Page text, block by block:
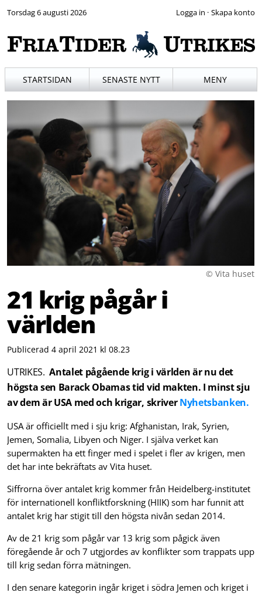
Torsdag 6 augusti 2026 ·
STARTSIDAN SENASTE NYTT MENY
© Vita huset
21 krig pågår i
världen
Publicerad 4 april 2021 kl 08.23
UTRIKES. Antalet pågående krig i världen är nu det
högsta sen Barack Obamas tid vid makten. I minst sju
av dem är USA med och krigar, skriverNyhetsbanken.
USA är officiellt med i sju krig: Afghanistan, Irak, Syrien,
Jemen, Somalia, Libyen och Niger. I själva verket kan
supermakten ha ett finger med i spelet i fler av krigen, men
det har inte bekräftats av Vita huset.
Siffrorna över antalet krig kommer från Heidelberg-institutet
för internationell konfliktforskning (HIIK) som har funnit att
antalet krig har stigit till den högsta nivån sedan 2014.
Av de 21 krig som pågår var 13 krig som pågick även
föregående år och 7 utgjordes av konflikter som trappats upp
till krig sedan förra mätningen.
I den senare kategorin ingår kriget i södra Jemen och kriget i